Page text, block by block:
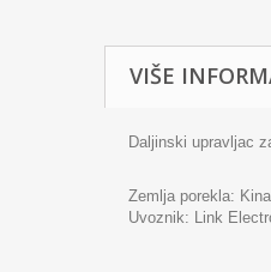
VIŠE
Daljinski upravljac
Zemlja porekla: Kina
Uvoznik: Link